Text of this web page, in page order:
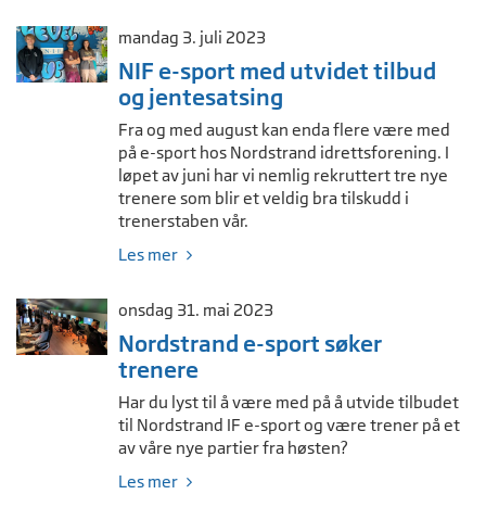
mandag 3. juli 2023
NIF e-sport med utvidet tilbud
og jentesatsing
Fra og med august kan enda flere være med
på e-sport hos Nordstrand idrettsforening. I
løpet av juni har vi nemlig rekruttert tre nye
trenere som blir et veldig bra tilskudd i
trenerstaben vår.
Les mer
onsdag 31. mai 2023
Nordstrand e-sport søker
trenere
Har du lyst til å være med på å utvide tilbudet
til Nordstrand IF e-sport og være trener på et
av våre nye partier fra høsten?
Les mer